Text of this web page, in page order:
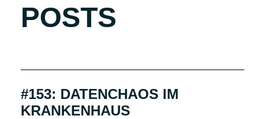
POSTS
#153: DATENCHAOS IM
KRANKENHAUS